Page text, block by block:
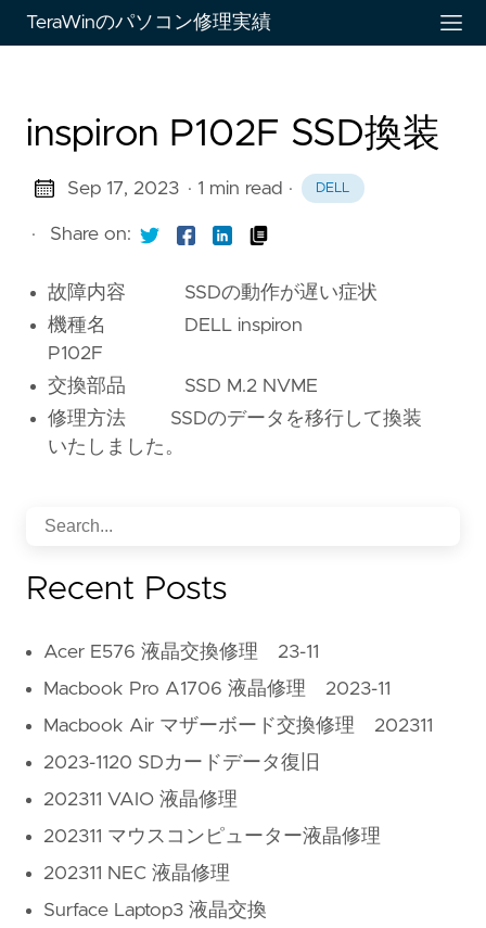
TeraWinのパソコン修理実績
inspiron P102F SSD換装
Sep 17, 2023 · 1 min read · DELL
· Share on:
故障内容 SSDの動作が遅い症状
機種名 DELL inspiron
P102F
交換部品 SSD M.2 NVME
修理方法 SSDのデータを移行して換装
いたしました。
Recent Posts
Acer E576 液晶交換修理 23-11
Macbook Pro A1706 液晶修理 2023-11
Macbook Air マザーボード交換修理 202311
2023-1120 SDカードデータ復旧
202311 VAIO 液晶修理
202311 マウスコンピューター液晶修理
202311 NEC 液晶修理
Surface Laptop3 液晶交換